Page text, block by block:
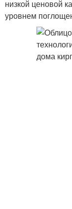
низкой ценовой
уровнем